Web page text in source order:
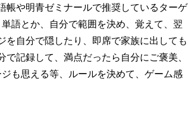
帳や明青ゼミナールで推奨しているターゲ
語とか、自分で範囲を決め、覚えて、翌
を自分で隠したり、即席で家族に出しても
記録して、満点だったら自分にご褒美、
も思える等、ルールを決めて、ゲーム感